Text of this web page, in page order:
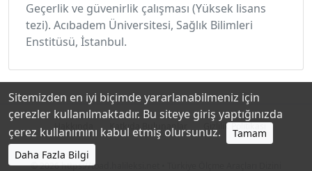
Geçerlik ve güvenirlik çalışması (Yüksek lisans
tezi). Acıbadem Üniversitesi, Sağlık Bilimleri
Enstitüsü, İstanbul.
Hakkında Katkıda Bulunanlar Gizlilik Politikası
© 2026https://toad.halileksi.net
Sitemizden en iyi biçimde yararlanabilmeniz için
çerezler kullanılmaktadır. Bu siteye giriş yaptığınızda
çerez kullanımını kabul etmiş olursunuz.
Tamam
Daha Fazla Bilgi